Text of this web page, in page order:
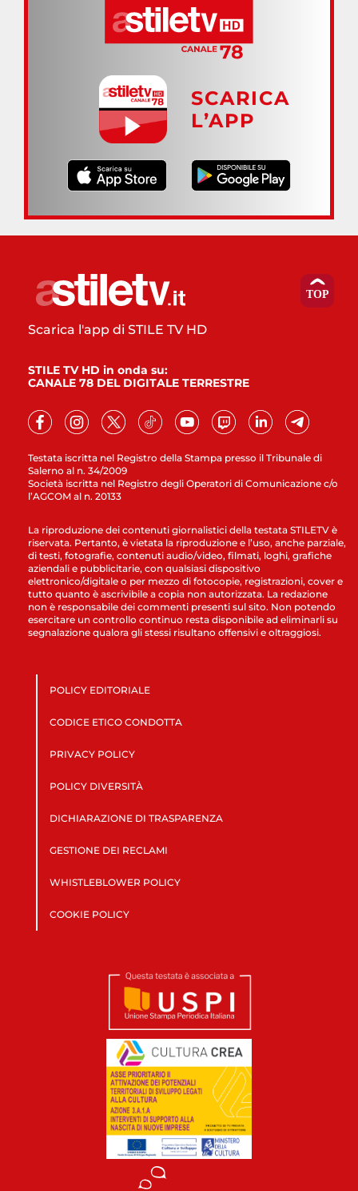
SCARICA
L’APP
Testata iscritta nel Registro della Stampa presso il Tribunale di
Salerno al n. 34/2009
Società iscritta nel Registro degli Operatori di Comunicazione c/o
l’AGCOM al n. 20133
Scarica l'app di STILE TV HD
STILE TV HD in onda su:
CANALE 78 DEL DIGITALE TERRESTRE
La riproduzione dei contenuti giornalistici della testata STILETV è
riservata. Pertanto, è vietata la riproduzione e l’uso, anche parziale,
di testi, fotografie, contenuti audio/video, filmati, loghi, grafiche
aziendali e pubblicitarie, con qualsiasi dispositivo
elettronico/digitale o per mezzo di fotocopie, registrazioni, cover e
tutto quanto è ascrivibile a copia non autorizzata. La redazione
non è responsabile dei commenti presenti sul sito. Non potendo
esercitare un controllo continuo resta disponibile ad eliminarli su
segnalazione qualora gli stessi risultano offensivi e oltraggiosi.
POLICY EDITORIALE
CODICE ETICO CONDOTTA
PRIVACY POLICY
POLICY DIVERSITÀ
DICHIARAZIONE DI TRASPARENZA
GESTIONE DEI RECLAMI
WHISTLEBLOWER POLICY
COOKIE POLICY